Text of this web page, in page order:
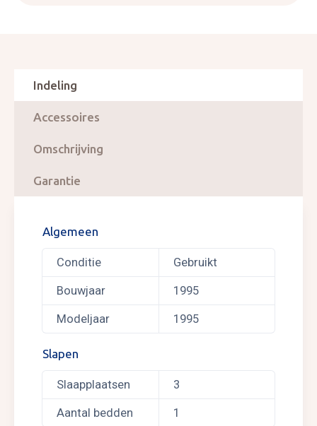
Indeling
Accessoires
Omschrijving
Garantie
Algemeen
Conditie Gebruikt
Bouwjaar 1995
Modeljaar 1995
Slapen
Slaapplaatsen 3
Aantal bedden
1